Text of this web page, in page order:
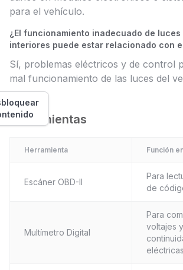
para el vehículo.
¿El funcionamiento inadecuado de
interiores puede estar relacionado con
Sí, problemas eléctricos y de control
mal funcionamiento de las luces del
Herramientas
Herramienta Función
Escáner OBD-II
Para
de
Multímetro Digital
Para
voltajes y
eléctricas